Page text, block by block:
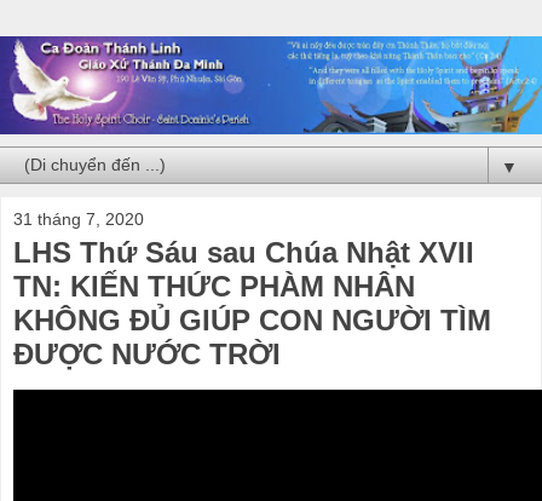
▼
31 tháng 7, 2020
LHS Thứ Sáu sau Chúa Nhật XVII
TN: KIẾN THỨC PHÀM NHÂN
KHÔNG ĐỦ GIÚP CON NGƯỜI TÌM
ĐƯỢC NƯỚC TRỜI